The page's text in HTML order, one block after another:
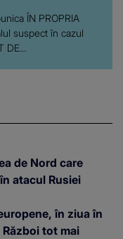
ÎN PROPRIA
suspect în cazul
DE...
de Nord care
atacul Rusiei
în ziua în
tot mai